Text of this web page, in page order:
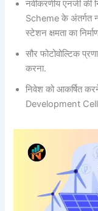
नवीकरणीय एनर्जी
Scheme के अंतर्गत
स्टेशन क्षमता का
सौर फोटोवोल्टिक
करना.
निवेश को आकर्षित
Development Cell